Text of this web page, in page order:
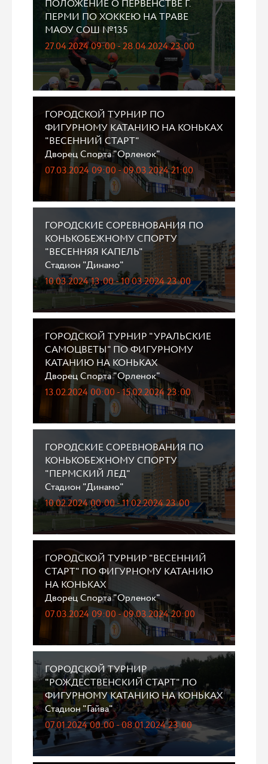
ПОЛОЖЕНИЕ О ПЕРВЕНСТВЕ Г.
ПЕРМИ ПО ХОККЕЮ НА ТРАВЕ
МАОУ СОШ №135
27.04.2024 09:00 - 28.04.2024 23:00
ГОРОДСКОЙ ТУРНИР ПО
ФИГУРНОМУ КАТАНИЮ НА КОНЬКАХ
"ВЕСЕННИЙ СТАРТ"
Дворец Спорта "Орленок"
07.03.2024 09:00 - 09.03.2024 21:00
ГОРОДСКИЕ СОРЕВНОВАНИЯ ПО
КОНЬКОБЕЖНОМУ СПОРТУ
"ВЕСЕННЯЯ КАПЕЛЬ"
Стадион "Динамо"
10.03.2024 13:00 - 10.03.2024 23:00
ГОРОДСКОЙ ТУРНИР "УРАЛЬСКИЕ
САМОЦВЕТЫ" ПО ФИГУРНОМУ
КАТАНИЮ НА КОНЬКАХ
Дворец Спорта "Орленок"
13.02.2024 00:00 - 15.02.2024 23:00
ГОРОДСКИЕ СОРЕВНОВАНИЯ ПО
КОНЬКОБЕЖНОМУ СПОРТУ
"ПЕРМСКИЙ ЛЕД"
Стадион "Динамо"
10.02.2024 00:00 - 11.02.2024 23:00
ГОРОДСКОЙ ТУРНИР "ВЕСЕННИЙ
СТАРТ" ПО ФИГУРНОМУ КАТАНИЮ
НА КОНЬКАХ
Дворец Спорта "Орленок"
07.03.2024 09:00 - 09.03.2024 20:00
ГОРОДСКОЙ ТУРНИР
"РОЖДЕСТВЕНСКИЙ СТАРТ" ПО
ФИГУРНОМУ КАТАНИЮ НА КОНЬКАХ
Стадион "Гайва"
07.01.2024 00:00 - 08.01.2024 23:00